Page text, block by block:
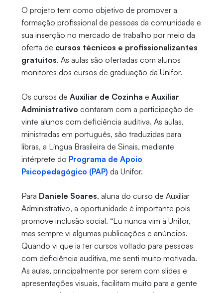
O projeto tem como objetivo de promover a
formação profissional de pessoas da comunidade e
sua inserção no mercado de trabalho por meio da
oferta de cursos técnicos e profissionalizantes
gratuitos. As aulas são ofertadas com alunos
monitores dos cursos de graduação da Unifor.
Os cursos de Auxiliar de Cozinha e Auxiliar
Administrativo contaram com a participação de
vinte alunos com deficiência auditiva. As aulas,
ministradas em português, são traduzidas para
libras, a Língua Brasileira de Sinais, mediante
intérprete do Programa de Apoio
Psicopedagógico (PAP) da Unifor.
Para Daniele Soares, aluna do curso de Auxiliar
Administrativo, a oportunidade é importante pois
promove inclusão social. “Eu nunca vim à Unifor,
mas sempre vi algumas publicações e anúncios.
Quando vi que ia ter cursos voltado para pessoas
com deficiência auditiva, me senti muito motivada.
As aulas, principalmente por serem com slides e
apresentações visuais, facilitam muito para a gente